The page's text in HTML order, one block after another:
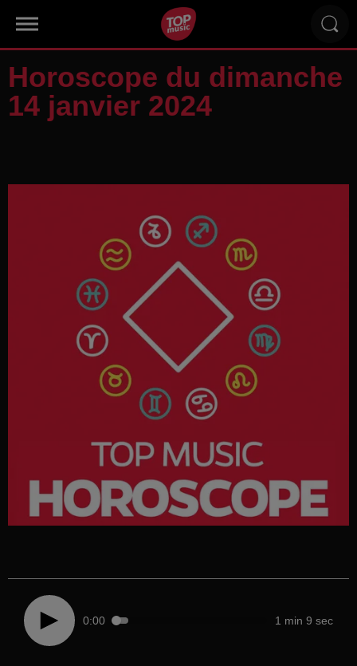
Horoscope du dimanche
14 janvier 2024
0:00 1 min 9 sec